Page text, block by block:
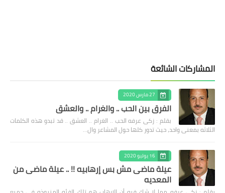
المشاركات الشائعة
27 مارس 2020
الفرق بين الحب .. والغرام .. والعشق
بقلم : زكى عرفه الحب .. الغرام .. العشق .. قد تبدو هذه الكلمات
الثلاثه بمعنى واحد، حيث تدور كلها حول المشاعر وال…
16 يوليو 2020
عيلة ماضى مش بس إرهابيه !! .. عيلة ماضى من
المعديه